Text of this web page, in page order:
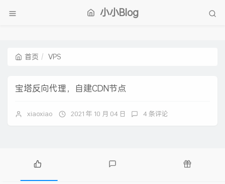
小小Blog
首页 VPS
宝塔反向代理，自建CDN节点
xiaoxiao 2021 年 10 月 04 日 4 条评论
热